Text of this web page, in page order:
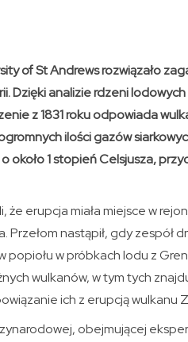
of St Andrews rozwiązało
Dzięki analizie rdzeni
z 1831 roku odpowiada
ilości gazów
1 stopień Celsjusza,
erupcja miała miejsce w
nastąpił, gdy zespół
w próbkach lodu z
wulkanów, w tym tych
ich z erupcją wulkanu
obejmującej